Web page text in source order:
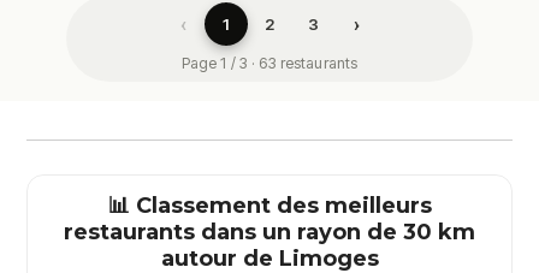
‹ 1 2 3 ›
Page 1 / 3 · 63 restaurants
📊 Classement des meilleurs
restaurants dans un rayon de 30 km
autour de Limoges